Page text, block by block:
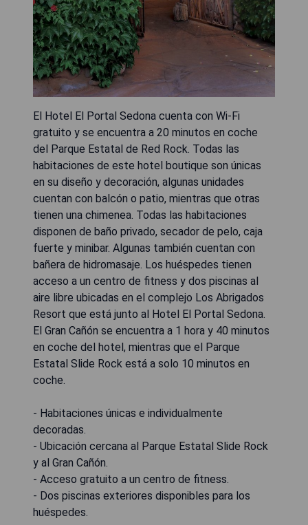
El Hotel El Portal Sedona cuenta con Wi-Fi
gratuito y se encuentra a 20 minutos en coche
del Parque Estatal de Red Rock. Todas las
habitaciones de este hotel boutique son únicas
en su diseño y decoración, algunas unidades
cuentan con balcón o patio, mientras que otras
tienen una chimenea. Todas las habitaciones
disponen de baño privado, secador de pelo, caja
fuerte y minibar. Algunas también cuentan con
bañera de hidromasaje. Los huéspedes tienen
acceso a un centro de fitness y dos piscinas al
aire libre ubicadas en el complejo Los Abrigados
Resort que está junto al Hotel El Portal Sedona.
El Gran Cañón se encuentra a 1 hora y 40 minutos
en coche del hotel, mientras que el Parque
Estatal Slide Rock está a solo 10 minutos en
coche.
- Habitaciones únicas e individualmente
decoradas.
- Ubicación cercana al Parque Estatal Slide Rock
y al Gran Cañón.
- Acceso gratuito a un centro de fitness.
- Dos piscinas exteriores disponibles para los
huéspedes.